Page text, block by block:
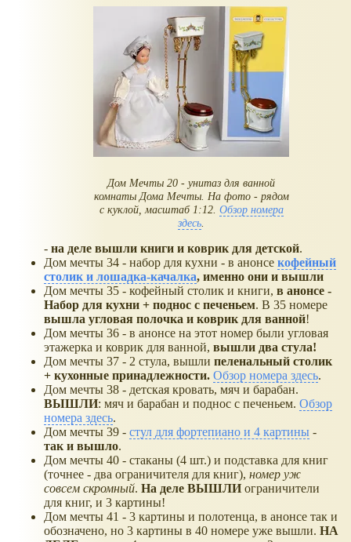
Дом Мечты 20 - унитаз для ванной
комнаты Дома Мечты. На фото - рядом
с куклой, масштаб 1:12. Обзор номера
здесь
- на деле вышли книги и коврик для детской.
Дом мечты 34 - набор для кухни - в анонсе кофейный
столик и лошадка-качалка, именно они и вышли
Дом мечты 35 - кофейный столик и книги, в анонсе -
Набор для кухни + поднос с печеньем. В 35 номере
вышла угловая полочка и коврик для ванной!
Дом мечты 36 - в анонсе на этот номер были угловая
этажерка и коврик для ванной, вышли два стула!
Дом мечты 37 - 2 стула, вышли пеленальный столик
+ кухонные принадлежности. Обзор номера здесь.
Дом мечты 38 - детская кровать, мяч и барабан.
ВЫШЛИ: мяч и барабан и поднос с печеньем. Обзор
номера здесь.
Дом мечты 39 - стул для фортепиано и 4 картины -
так и вышло.
Дом мечты 40 - стаканы (4 шт.) и подставка для книг
(точнее - два ограничителя для книг), номер уж
совсем скромный. На деле ВЫШЛИ ограничители
для книг, и 3 картины!
Дом мечты 41 - 3 картины и полотенца, в анонсе так и
обозначено, но 3 картины в 40 номере уже вышли. НА